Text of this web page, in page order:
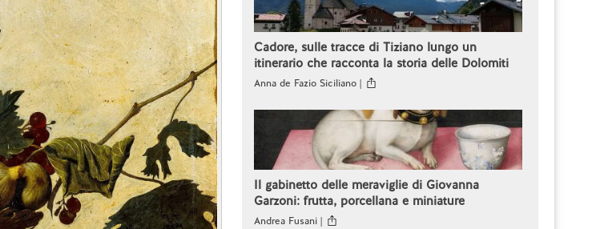
Cadore, sulle tracce di Tiziano lungo un
itinerario che racconta la storia delle Dolomiti
Anna de Fazio Siciliano |
Il gabinetto delle meraviglie di Giovanna
Garzoni: frutta, porcellana e miniature
Andrea Fusani |